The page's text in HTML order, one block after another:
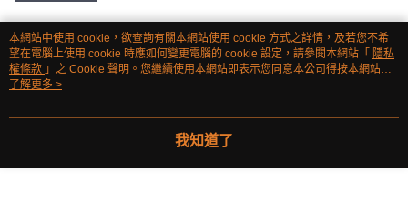
熱門標籤
本網站中使用 cookie，欲查詢有關本網站使用 cookie 方式之詳情，及若您不希
望在電腦上使用 cookie 時應如何變更電腦的 cookie 設定，請參閱本網站「 隱私
權條款 」之 Cookie 聲明。您繼續使用本網站即表示您同意本公司得按本網站使
用條款之 Cookie 聲明使用 cookie。
了解更多 >
我知道了